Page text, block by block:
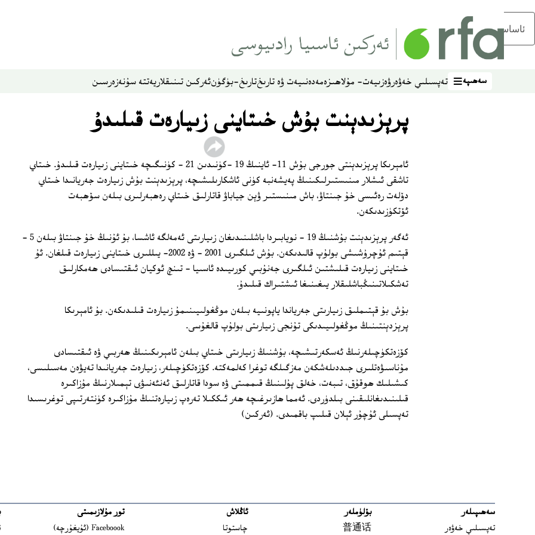
ئاساسلىق مەزمۇنغا ئاتلاڭ
سەھىپە
سەھىپە تەپسىلىي خەۋەرۋەزىيەت- مۇلاھىزەمەدەنىيەت ۋە تارىختارىخ-بۈگۈنئەركىن تىنىقلاريەتتە سۇنەزەرسىن
پرېزىدېنت بۇش خىتاينى زىيارەت قىلىدۇ
ئامېرىكا پرېزىدېنتى جورجى بۇش 11- ئاينىڭ 19 -كۈنىدىن 21 - كۈنىگىچە خىتاينى زىيارەت قىلىدۇ. خىتاي
تاشقى ئىشلار مىنىستىرلىكىنىڭ پەيشەنبە كۈنى ئاشكارىلىشىچە، پرېزىدېنت بۇش زىيارەت جەريانىدا خىتاي
دۆلەت رەئىسى خۇ جىنتاۋ، باش مىنىستىر ۋېن جياباۋ قاتارلىق خىتاي رەھبەرلىرى بىلەن سۆھبەت
ئۆتكۈزىدىكەن.
ئەگەر پرېزىدېنت بۇشنىڭ 19 - نويابىردا باشلىنىدىغان زىيارىتى ئەمەلگە ئاشسا، بۇ ئۇنىڭ خۇ جىنتاۋ بىلەن 5 -
قېتىم ئۇچرۇشىشى بولۇپ قالىدىكەن. بۇش ئىلگىرى 2001 - ۋە 2002- يىللىرى خىتاينى زىيارەت قىلغان. ئۇ
خىتاينى زىيارەت قىلىشتىن ئىلگىرى جەنۇبىي كورىيىدە ئاسىيا - تىنچ ئوكيان ئىقتىسادى ھەمكارلىق
تەشكىلاتىنىڭباشلىقلار يىغىنىغا ئىشتىراك قىلىدۇ.
بۇش بۇ قېتىملىق زىيارىتى جەرياندا ياپونىيە بىلەن موڭغولىيىنىمۇ زىيارەت قىلىدىكەن. بۇ ئامېرىكا
پرېزدېنتىنىڭ موڭغولىيىدىكى تۇنجى زىيارىتى بولۇپ قالغۇسى.
كۆزەتكۈچىلەرنىڭ ئەسكەرتىشىچە، بۇشنىڭ زىيارىتى خىتاي بىلەن ئامېرىكىنىڭ ھەربىي ۋە ئىقتىسادى
مۇناسىۋەتلىرى جىددىلەشكەن مەزگىلگە توغرا كەلمەكتە. كۆزەتكۈچىلەر، زىيارەت جەريانىدا تەيۋەن مەسىلىسى،
كىشىلىك ھوقۇق، تىبەت، خەلق پۇلىنىڭ قىممىتى ۋە سودا قاتارلىق ئەنئەنىۋى تېمىلارنىڭ مۇزاكىرە
قىلىنىدىغانلىقىنى بىلدۈردى. ئەمما ھازىرغىچە ھەر ئىككىلا تەرەپ زىيارەتنىڭ مۇزاكىرە كۈنتەرتىپى توغرىسىدا
تەپسىلى ئۇچۇر ئېلان قىلىپ باقمىدى. (ئەركىن)
سەھىپىلەر
تەپسىلىي خەۋەر
بۆلۈملەر
普通话
ئاڭلاش
چاستوتا
تور مۇلازىمىتى
Faceboook (ئۇيغۇرچە)
in new window